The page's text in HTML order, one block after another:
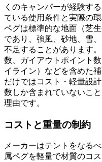
くのキャンパーが経験す
ている使用条件と実際の
ペグは標準的な地面（芝
であり、強風、砂地、雪
不足することがあります
数、ガイアウトポイント
イライン）などを含めた
だけではコスト・軽量設
数しか含まれていないこ
理由です。
コストと重量の制約
メーカーはテントをなる
属ペグを軽量で材質のコ